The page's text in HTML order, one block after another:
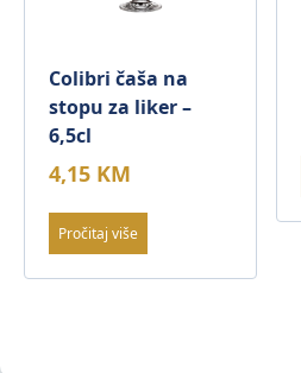
Colibri čaša na
stopu za liker –
6,5cl
4,15 KM
Pročitaj više